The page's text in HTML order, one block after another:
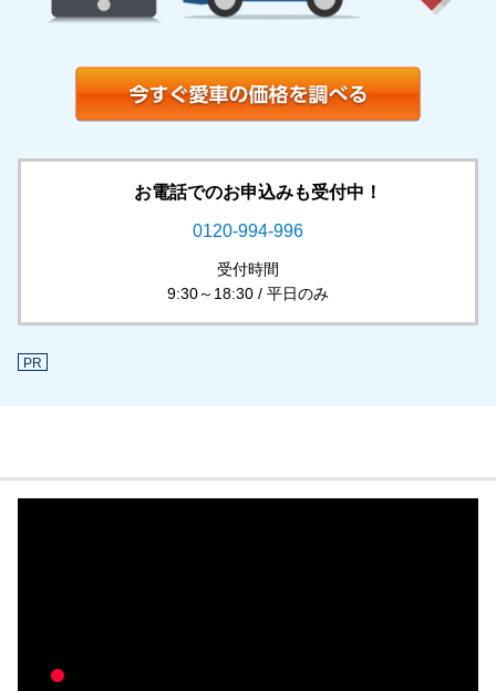
お電話でのお申込みも受付中！
0120-994-996
受付時間
9:30～18:30 / 平日のみ
PR